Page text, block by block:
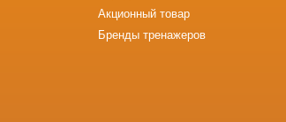
Акционный товар
Бренды тренажеров